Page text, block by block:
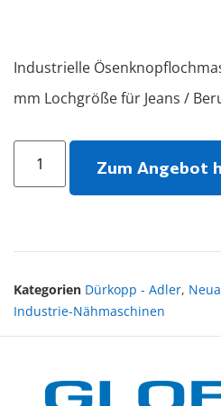
Industrielle
mm Lochgröße für Jeans /
Zum Angebot
Kategorien Dürkopp - Adler,
Industrie-Nähmaschinen